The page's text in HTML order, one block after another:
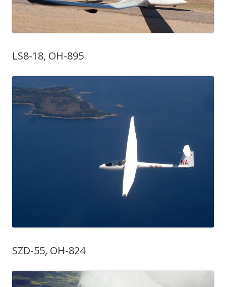
LS8-18, OH-895
SZD-55, OH-824